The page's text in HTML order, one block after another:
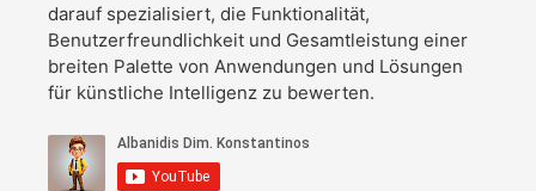
darauf spezialisiert, die Funktionalität,
Benutzerfreundlichkeit und Gesamtleistung einer
breiten Palette von Anwendungen und Lösungen
für künstliche Intelligenz zu bewerten.